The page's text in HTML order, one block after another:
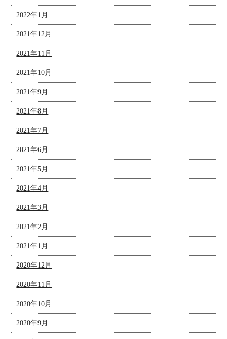
2022年1月
2021年12月
2021年11月
2021年10月
2021年9月
2021年8月
2021年7月
2021年6月
2021年5月
2021年4月
2021年3月
2021年2月
2021年1月
2020年12月
2020年11月
2020年10月
2020年9月